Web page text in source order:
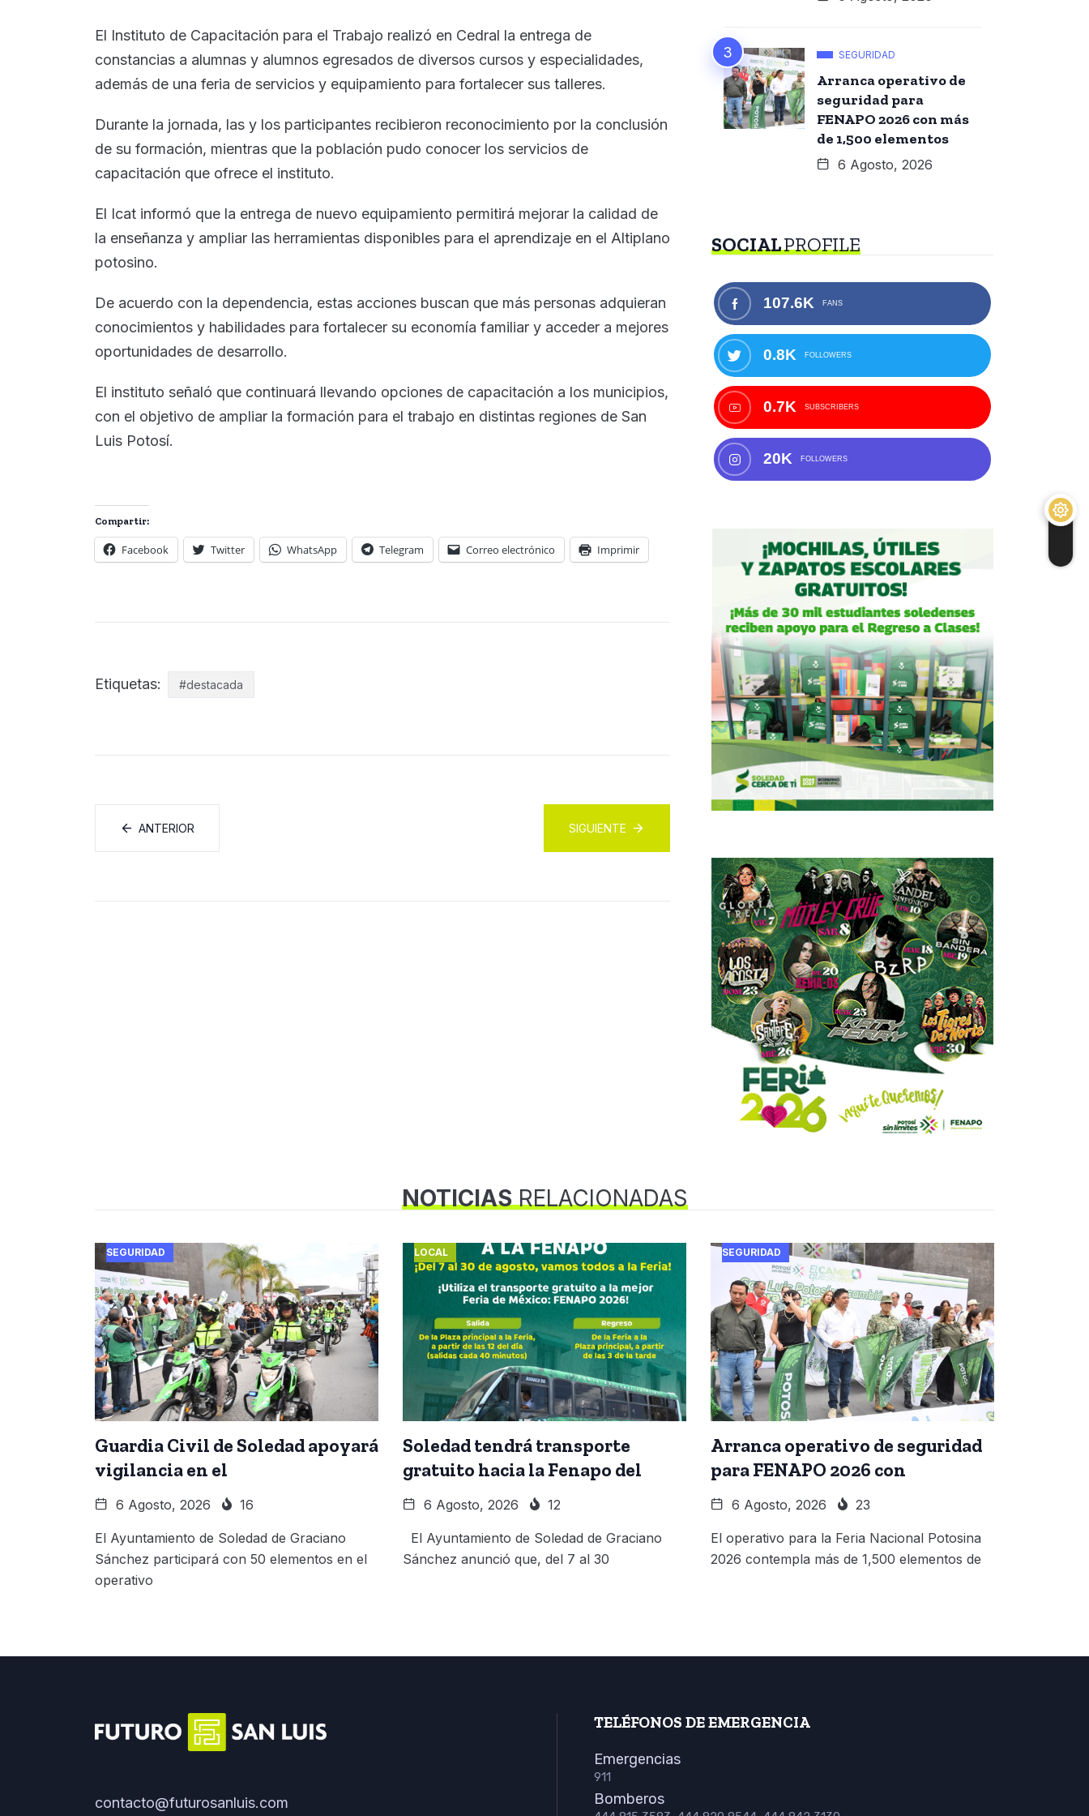
El Instituto de Capacitación para el Trabajo realizó en Cedral la entrega de
constancias a alumnas y alumnos egresados de diversos cursos y especialidades,
además de una feria de servicios y equipamiento para fortalecer sus talleres.
Durante la jornada, las y los participantes recibieron reconocimiento por la conclusión
de su formación, mientras que la población pudo conocer los servicios de
capacitación que ofrece el instituto.
El Icat informó que la entrega de nuevo equipamiento permitirá mejorar la calidad de
la enseñanza y ampliar las herramientas disponibles para el aprendizaje en el Altiplano
potosino.
De acuerdo con la dependencia, estas acciones buscan que más personas adquieran
conocimientos y habilidades para fortalecer su economía familiar y acceder a mejores
oportunidades de desarrollo.
El instituto señaló que continuará llevando opciones de capacitación a los municipios,
con el objetivo de ampliar la formación para el trabajo en distintas regiones de San
Luis Potosí.
Compartir:
Facebook Twitter WhatsApp Telegram Correo electrónico Imprimir
Etiquetas: #destacada
ANTERIOR SIGUIENTE
SEGURIDAD
Arranca operativo de
seguridad para
FENAPO 2026 con más
de 1,500 elementos
6 Agosto, 2026
SOCIALPROFILE
107.6K FANS
0.8K FOLLOWERS
0.7K SUBSCRIBERS
20K FOLLOWERS
NOTICIASRELACIONADAS
SEGURIDAD
Guardia Civil de Soledad apoyará
vigilancia en el
6 Agosto, 2026 16
El Ayuntamiento de Soledad de Graciano
Sánchez participará con 50 elementos en el
operativo
LOCAL
Soledad tendrá transporte
gratuito hacia la Fenapo del
6 Agosto, 2026 12
El Ayuntamiento de Soledad de Graciano
Sánchez anunció que, del 7 al 30
SEGURIDAD
Arranca operativo de seguridad
para FENAPO 2026 con
6 Agosto, 2026 23
El operativo para la Feria Nacional Potosina
2026 contempla más de 1,500 elementos de
contacto@futurosanluis.com
TELÉFONOS DE EMERGENCIA
Emergencias
911
Bomberos